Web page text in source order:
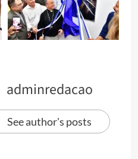
adminredacao
See author's posts